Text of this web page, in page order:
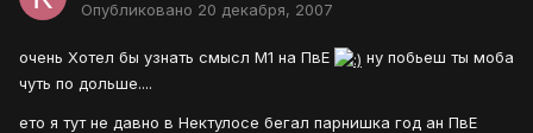
Опубликовано 20 декабря, 2007
очень Хотел бы узнать смысл М1 на ПвЕ
ну побьеш ты моба
чуть по дольше....
ето я тут не давно в Нектулосе бегал парнишка год ан ПвЕ